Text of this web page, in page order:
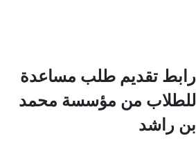
رابط تقديم طلب مساعدة
للطلاب من مؤسسة محمد
بن راشد